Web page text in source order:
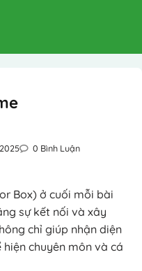
0 Bình Luận
Box) ở cuối mỗi bài
sự kết nối và xây
chỉ giúp nhận diện
chuyên môn và cá